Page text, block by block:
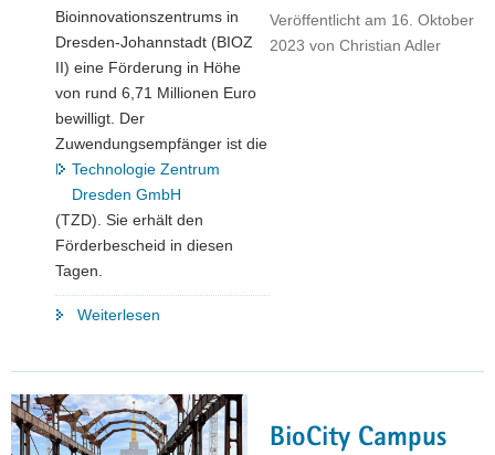
Veröffentlicht am 16. Oktober
2023 von Christian Adler
Bioinnovationszentrums in
Dresden-Johannstadt (BIOZ
II) eine Förderung in Höhe
von rund 6,71 Millionen Euro
bewilligt. Der
Zuwendungsempfänger ist die
Technologie Zentrum
Dresden GmbH
(TZD). Sie erhält den
Förderbescheid in diesen
Tagen.
Weiterlesen
des
Dresdner
BioCity Campus